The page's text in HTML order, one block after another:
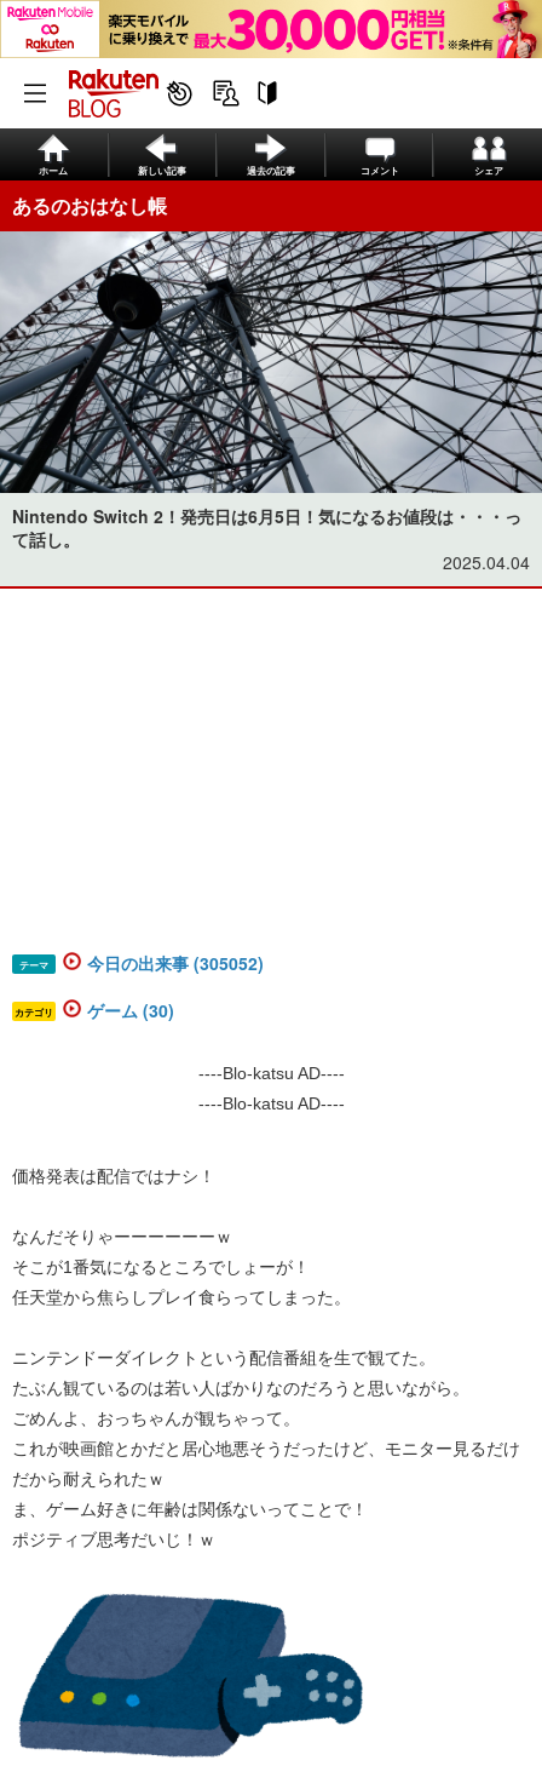
ホーム 新しい記事 過去の記事 コメント シェア
あるのおはなし帳
Nintendo Switch 2！発売日は6月5日！気になるお値段は・・・っ
て話し。
2025.04.04
テーマ 今日の出来事 (305052)
カテゴリ ゲーム (30)
----Blo-katsu AD----
----Blo-katsu AD----
価格発表は配信ではナシ！
なんだそりゃーーーーーーｗ
そこが1番気になるところでしょーが！
任天堂から焦らしプレイ食らってしまった。
ニンテンドーダイレクトという配信番組を生で観てた。
たぶん観ているのは若い人ばかりなのだろうと思いながら。
ごめんよ、おっちゃんが観ちゃって。
これが映画館とかだと居心地悪そうだったけど、モニター見るだけ
だから耐えられたｗ
ま、ゲーム好きに年齢は関係ないってことで！
ポジティブ思考だいじ！ｗ